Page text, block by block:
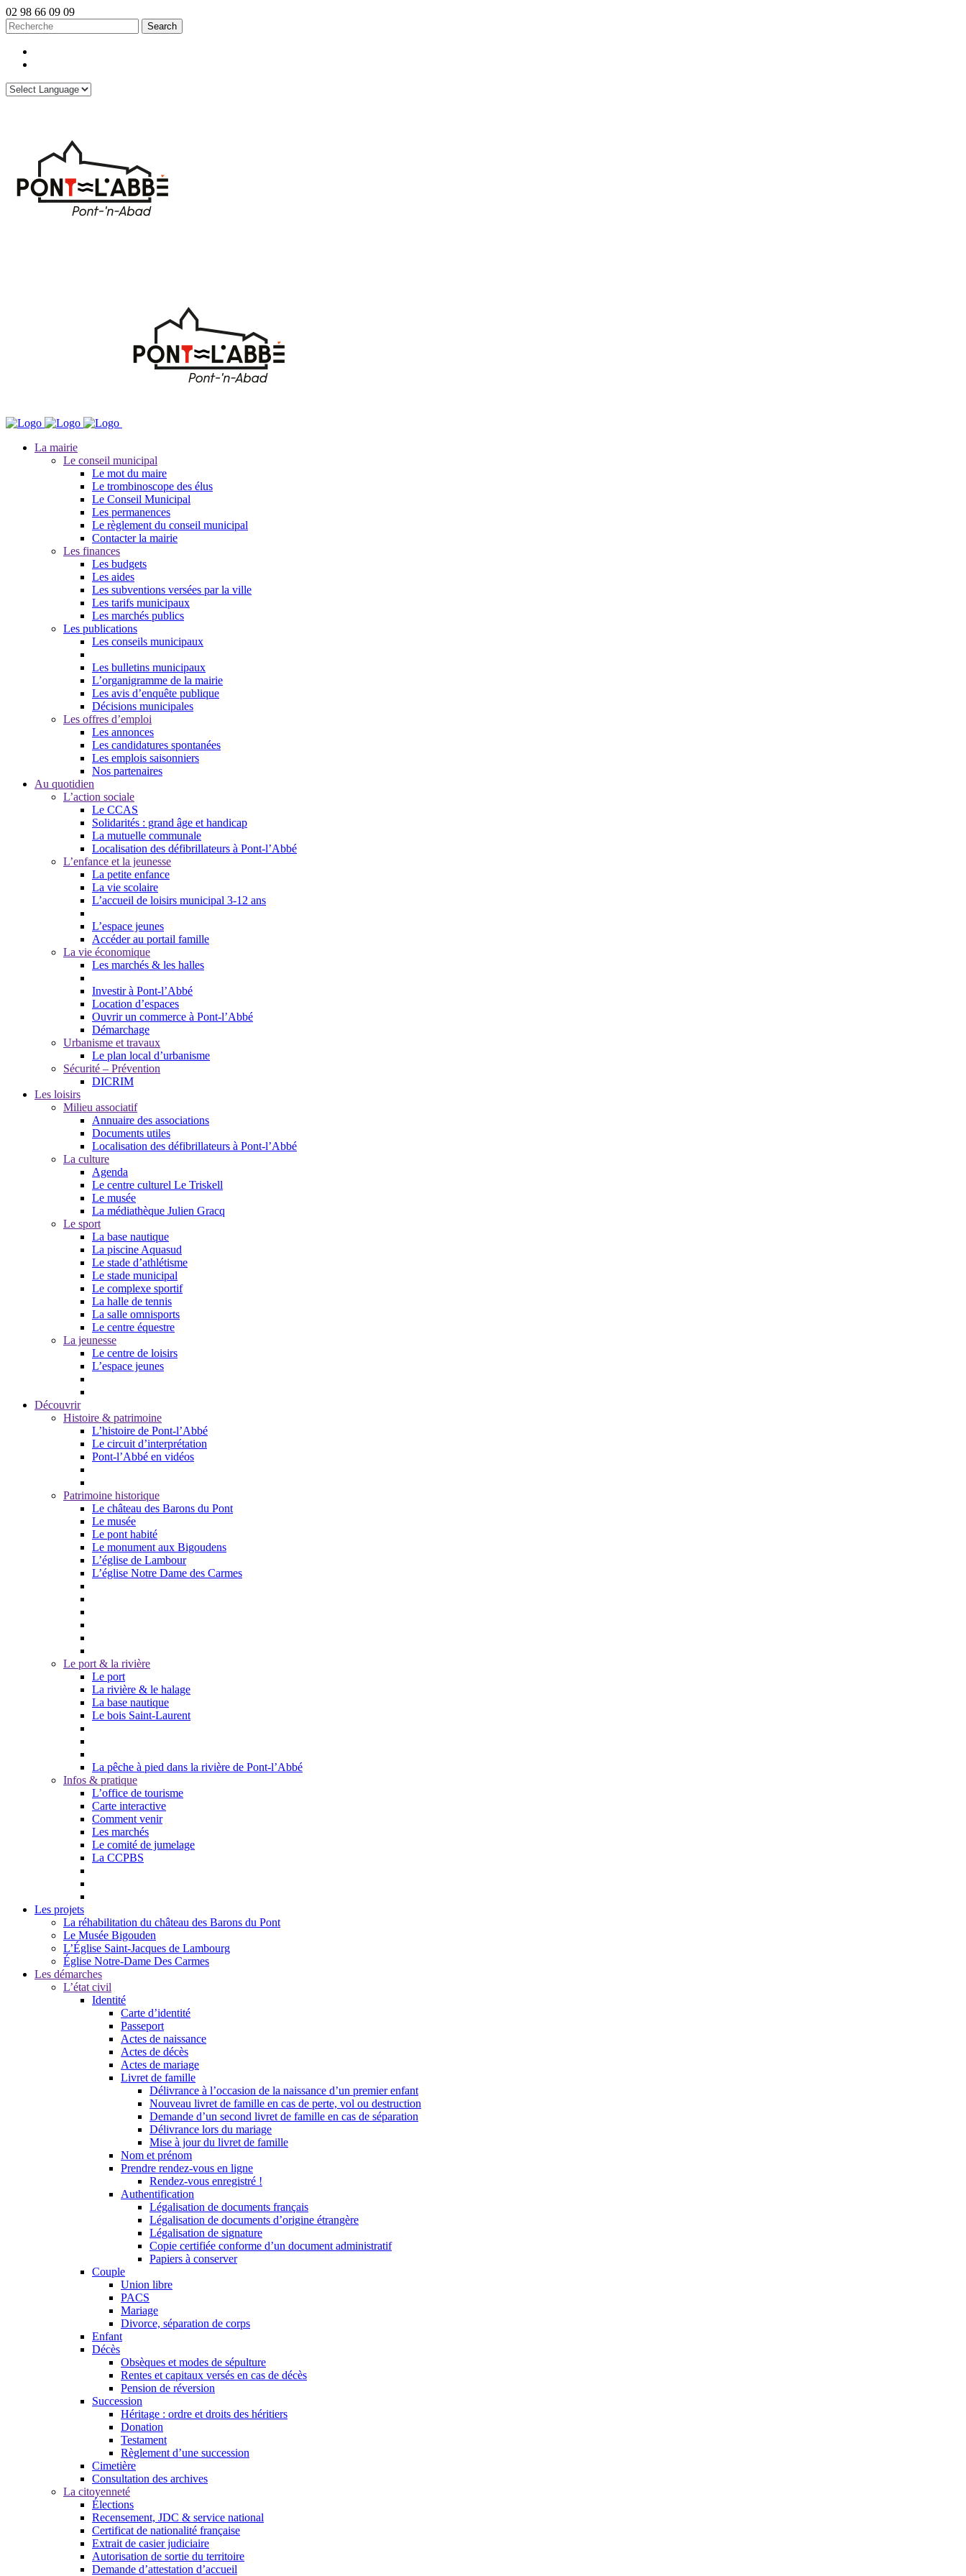
02 98 66 09 09
La mairie
Le conseil municipal
Le mot du maire
Le trombinoscope des élus
Le Conseil Municipal
Les permanences
Le règlement du conseil municipal
Contacter la mairie
Les finances
Les budgets
Les aides
Les subventions versées par la ville
Les tarifs municipaux
Les marchés publics
Les publications
Les conseils municipaux
Les bulletins municipaux
L’organigramme de la mairie
Les avis d’enquête publique
Décisions municipales
Les offres d’emploi
Les annonces
Les candidatures spontanées
Les emplois saisonniers
Nos partenaires
Au quotidien
L’action sociale
Le CCAS
Solidarités : grand âge et handicap
La mutuelle communale
Localisation des défibrillateurs à Pont-l’Abbé
L’enfance et la jeunesse
La petite enfance
La vie scolaire
L’accueil de loisirs municipal 3-12 ans
L’espace jeunes
Accéder au portail famille
La vie économique
Les marchés & les halles
Investir à Pont-l’Abbé
Location d’espaces
Ouvrir un commerce à Pont-l’Abbé
Démarchage
Urbanisme et travaux
Le plan local d’urbanisme
Sécurité – Prévention
DICRIM
Les loisirs
Milieu associatif
Annuaire des associations
Documents utiles
Localisation des défibrillateurs à Pont-l’Abbé
La culture
Agenda
Le centre culturel Le Triskell
Le musée
La médiathèque Julien Gracq
Le sport
La base nautique
La piscine Aquasud
Le stade d’athlétisme
Le stade municipal
Le complexe sportif
La halle de tennis
La salle omnisports
Le centre équestre
La jeunesse
Le centre de loisirs
L’espace jeunes
Découvrir
Histoire & patrimoine
L’histoire de Pont-l’Abbé
Le circuit d’interprétation
Pont-l’Abbé en vidéos
Patrimoine historique
Le château des Barons du Pont
Le musée
Le pont habité
Le monument aux Bigoudens
L’église de Lambour
L’église Notre Dame des Carmes
Le port & la rivière
Le port
La rivière & le halage
La base nautique
Le bois Saint-Laurent
La pêche à pied dans la rivière de Pont-l’Abbé
Infos & pratique
L’office de tourisme
Carte interactive
Comment venir
Les marchés
Le comité de jumelage
La CCPBS
Les projets
La réhabilitation du château des Barons du Pont
Le Musée Bigouden
L’Église Saint-Jacques de Lambourg
Église Notre-Dame Des Carmes
Les démarches
L’état civil
Identité
Carte d’identité
Passeport
Actes de naissance
Actes de décès
Actes de mariage
Livret de famille
Délivrance à l’occasion de la naissance d’un premier enfant
Nouveau livret de famille en cas de perte, vol ou destruction
Demande d’un second livret de famille en cas de séparation
Délivrance lors du mariage
Mise à jour du livret de famille
Nom et prénom
Prendre rendez-vous en ligne
Rendez-vous enregistré !
Authentification
Légalisation de documents français
Légalisation de documents d’origine étrangère
Légalisation de signature
Copie certifiée conforme d’un document administratif
Papiers à conserver
Couple
Union libre
PACS
Mariage
Divorce, séparation de corps
Enfant
Décès
Obsèques et modes de sépulture
Rentes et capitaux versés en cas de décès
Pension de réversion
Succession
Héritage : ordre et droits des héritiers
Donation
Testament
Règlement d’une succession
Cimetière
Consultation des archives
La citoyenneté
Élections
Recensement, JDC & service national
Certificat de nationalité française
Extrait de casier judiciaire
Autorisation de sortie du territoire
Demande d’attestation d’accueil